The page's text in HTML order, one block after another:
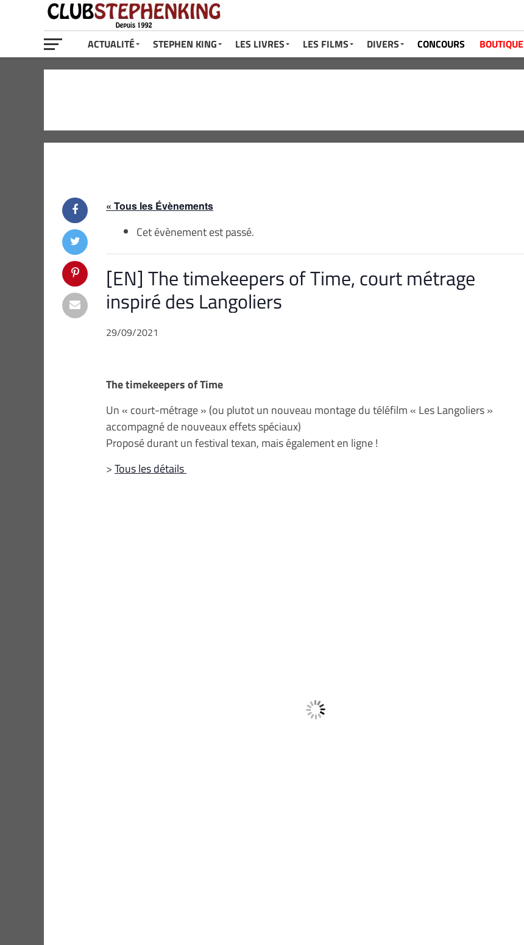
ACTUALITÉ STEPHEN KING LES LIVRES LES FILMS DIVERS CONCOURS BOUTIQUE
« Tous les Évènements
Cet évènement est passé.
[EN] The timekeepers of Time, court métrage
inspiré des Langoliers
29/09/2021
The timekeepers of Time
Un « court-métrage » (ou plutot un nouveau montage du téléfilm « Les Langoliers »
accompagné de nouveaux effets spéciaux)
Proposé durant un festival texan, mais également en ligne !
>Tous les détails